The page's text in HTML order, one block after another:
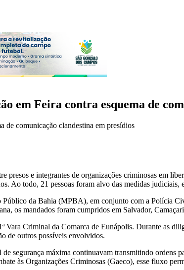
em Feira contra esquema de
presos e integrantes de organizações criminosas em
Ao todo, 21 pessoas foram alvo das medidas judiciais,
da Bahia (MPBA), em conjunto com a Polícia
os mandados foram cumpridos em Salvador,
Vara Criminal da Comarca de Eunápolis. Durante as
de outros possíveis envolvidos.
segurança máxima continuavam transmitindo ordens
às Organizações Criminosas (Gaeco), esse fluxo